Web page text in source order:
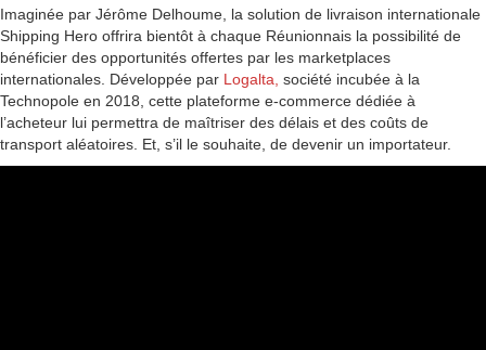
Imaginée par Jérôme Delhoume, la solution de livraison internationale
Shipping Hero offrira bientôt à chaque Réunionnais la possibilité de
bénéficier des opportunités offertes par les marketplaces
internationales. Développée par Logalta, société incubée à la
Technopole en 2018, cette plateforme e-commerce dédiée à
l’acheteur lui permettra de maîtriser des délais et des coûts de
transport aléatoires. Et, s’il le souhaite, de devenir un importateur.